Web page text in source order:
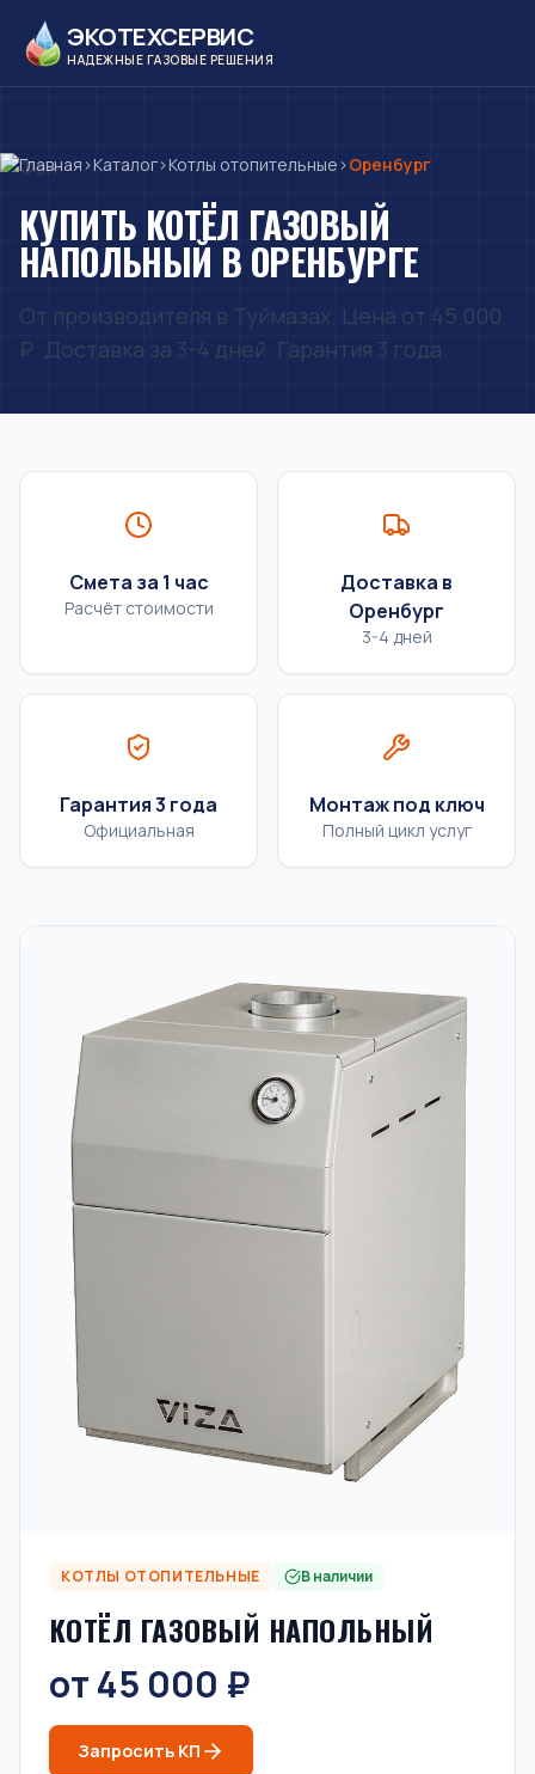
ЭКОТЕХСЕРВИС
НАДЕЖНЫЕ ГАЗОВЫЕ РЕШЕНИЯ
Главная ›Каталог›Котлы отопительные ›Оренбург
КУПИТЬ КОТЁЛ ГАЗОВЫЙ
НАПОЛЬНЫЙ В ОРЕНБУРГЕ
От производителя в Туймазах. Цена от 45 000
₽. Доставка за 3-4 дней. Гарантия 3 года.
Смета за 1 час
Расчёт стоимости
Доставка в
Оренбург
3-4 дней
Гарантия 3 года
Официальная
Монтаж под ключ
Полный цикл услуг
КОТЛЫ ОТОПИТЕЛЬНЫЕ В наличии
КОТЁЛ ГАЗОВЫЙ НАПОЛЬНЫЙ
от 45 000 ₽
Запросить КП